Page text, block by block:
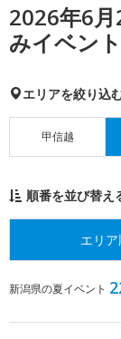
2026年6
みイベン
エリアを絞り込
甲信越
順番を並び替え
エリ
新潟県の夏イベント